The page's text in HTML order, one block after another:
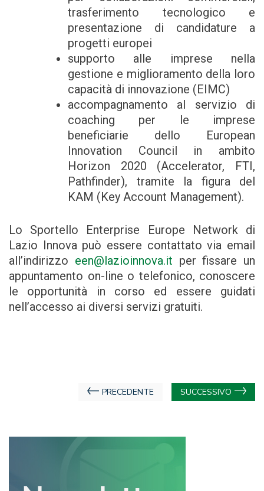
trasferimento tecnologico e
presentazione di candidature a
progetti europei
supporto alle imprese nella
gestione e miglioramento della loro
capacità di innovazione (EIMC)
accompagnamento al servizio di
coaching per le imprese
beneficiarie dello European
Innovation Council in ambito
Horizon 2020 (Accelerator, FTI,
Pathfinder), tramite la figura del
KAM (Key Account Management).
Lo Sportello Enterprise Europe Network di
Lazio Innova può essere contattato via email
all’indirizzo een@lazioinnova.it per fissare un
appuntamento on-line o telefonico, conoscere
le opportunità in corso ed essere guidati
nell’accesso ai diversi servizi gratuiti.
Navigazione
PRECEDENTE SUCCESSIVO